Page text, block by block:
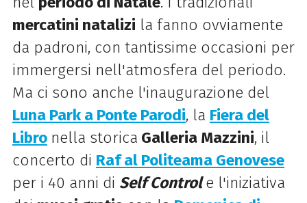
mercatini natalizi la fanno ovviamente
da padroni, con tantissime occasioni per
immergersi nell'atmosfera del periodo.
Ma ci sono anche l'inaugurazione del
Luna Park a Ponte Parodi, la Fiera del
Libro nella storica Galleria Mazzini, il
concerto di Raf al Politeama Genovese
per i 40 anni di Self Controle l'iniziativa